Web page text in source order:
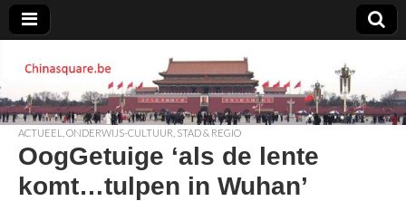
Chinasquare.be
ACTUEEL ONDERWIJS-CULTUUR STAD & REGIO
OogGetuige ‘als de lente
komt…tulpen in Wuhan’